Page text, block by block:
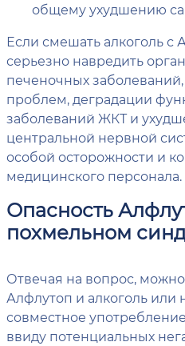
общему ухудшению
Если смешать алкоголь с
серьезно навредить
печеночных
проблем, деградации
заболеваний ЖКТ и
центральной нервной
особой осторожности и
медицинского персонала.
Опасность
похмельном
Отвечая на вопрос,
Алфлутоп и алкоголь или
совместное
ввиду потенциальных